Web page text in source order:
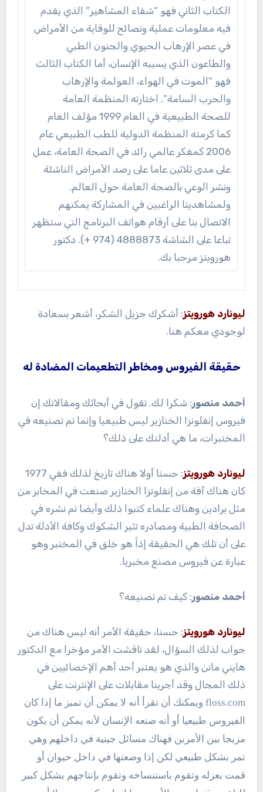
الكتاب الثاني فهو “شفاء المشاهير” الذي يقدم
فيه معلومات عملية ونصائح للوقاية من الأمراض
في عصر الإرهاب الحيوي والجنون الطبي
والطاعون الذي يسببه الإنسان، أما الكتاب الثالث
فهو “الموت في الهواء، العولمة والإرهاب
والحرب السامة”. اختارته المنظمة العامة
للصحة الطبيعية في العام 1999 مؤلف العام
كما كرمته المنظمة الدولية للطب الطبيعي عام
2006 كمفكر عالمي رائد في الصحة العامة، عمل
على مدى ثلاثين عاما على رصد الأمراض الناشئة
ونشر الوعي بالصحة العامة حول العالم.
ولمشاهدينا الراغبين في المشاركة يمكنهم
الاتصال بنا على أرقام هواتف البرنامج التي ستظهر
تباعا على الشاشة 4888873 (974 +). دكتور
هورويتز مرحبا بك.
ليونارد هورويتز: أشكرك جزيل الشكر، أشعر بسعادة
لوجودي معكم هنا.
حقيقة الفيروس ومخاطر التطعيمات المضادة له
أحمد منصور: شكرا لك. تقول في أبحاثك ومقالاتك إن
فيروس إنفلونزا الخنازير ليس طبيعيا وإنما تم تصنيعه في
المختبرات، ما هي أدلتك على ذلك؟
ليونارد هورويتز
: حسنا أولا هناك تاريخ لذلك ففي 1977
كان هناك آفة من إنفلونزا الخنازير صنعت في المخابر من
مثل برادين وهناك علماء كتبوا ذلك وأيضا تم نشره في
الصحافة الطبية ومصادره تثير الشكوك وكافة الأدلة تدل
على أن تلك هي الحقيقة إذاً هو خلق في المختبر وهو
عبارة عن فيروس مصنع مخبريا.
أحمد منصور: كيف تم تصنيعه؟
ليونارد هورويتز: حسنا، حقيقة الأمر أنه ليس هناك من
جواب لذلك السؤال، لقد ناقشت الأمر مؤخرا مع الدكتور
هايني مانن والذي هو يعتبر أحد أهم الإخصائيين في
ذلك المجال وقد أجرينا مقابلات على الإنترنت على
floss.com ويمكنك أن تقرأ أنه لا يمكن أن تميز ما إذا كان
الفيروس طبيعيا أو أنه صنعه الإنسان لأنه يمكن أن يكون
مزيجا بين الأمرين فهناك مسائل جينية في داخلهم وهي
تمر بشكل طبيعي لكن إذا وضعتها في داخل حيوان أو
قمت بعزله وتقوم باستنساخه وتقوم بإنتاجهم بشكل كبير